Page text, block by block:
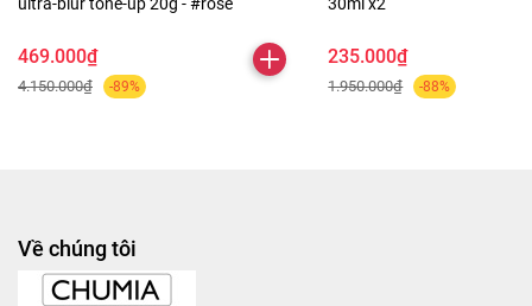
469.000₫
4.150.000₫ -89%
235.000₫
1.950.000₫ -88%
Về chúng tôi